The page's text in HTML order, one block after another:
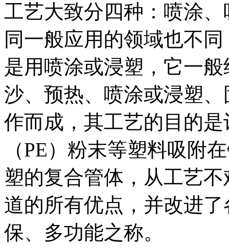
工艺大致分四种：喷涂
同一般应用的领域也不
是用喷涂或浸塑，它一
沙、预热、喷涂或浸塑
作而成，其工艺的目的
（PE）粉末等塑料吸附
塑的复合管体，从工艺
道的所有优点，并改进
保、多功能之称。